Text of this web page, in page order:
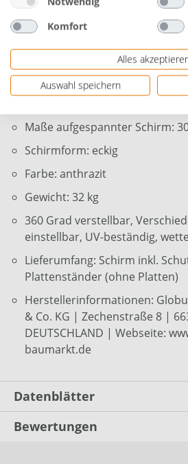
Material
Schirmmast: Aluminium
anthrazit
Maße aufgespannter Schirm:
Schirmform: eckig
Farbe: anthrazit
Gewicht: 32 kg
360 Grad verstellbar,
einstellbar, UV-beständig,
Lieferumfang: Schirm inkl.
Plattenständer (ohne Platten)
Herstellerinformationen:
& Co. KG | Zechenstraße 8 |
DEUTSCHLAND | Webseite:
baumarkt.de
Datenblätter
Bewertungen
Komfort
Alles
Auswahl speichern